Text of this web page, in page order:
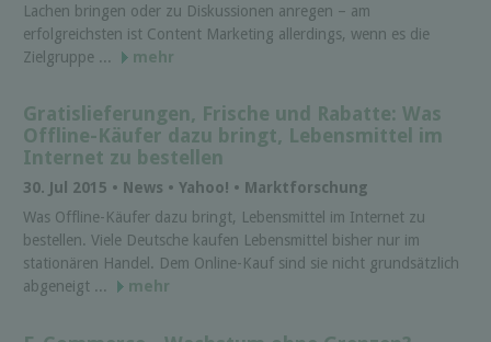
Lachen bringen oder zu Diskussionen anregen – am
erfolgreichsten ist Content Marketing allerdings, wenn es die
Zielgruppe ...
mehr
Gratislieferungen, Frische und Rabatte: Was
Offline-Käufer dazu bringt, Lebensmittel im
Internet zu bestellen
30. Jul 2015 • News • Yahoo! • Marktforschung
Was Offline-Käufer dazu bringt, Lebensmittel im Internet zu
bestellen. Viele Deutsche kaufen Lebensmittel bisher nur im
stationären Handel. Dem Online-Kauf sind sie nicht grundsätzlich
abgeneigt ...
mehr